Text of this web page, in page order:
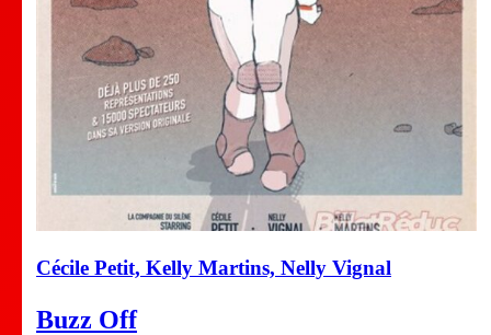
Cécile Petit, Kelly Martins, Nelly Vignal
Buzz Off